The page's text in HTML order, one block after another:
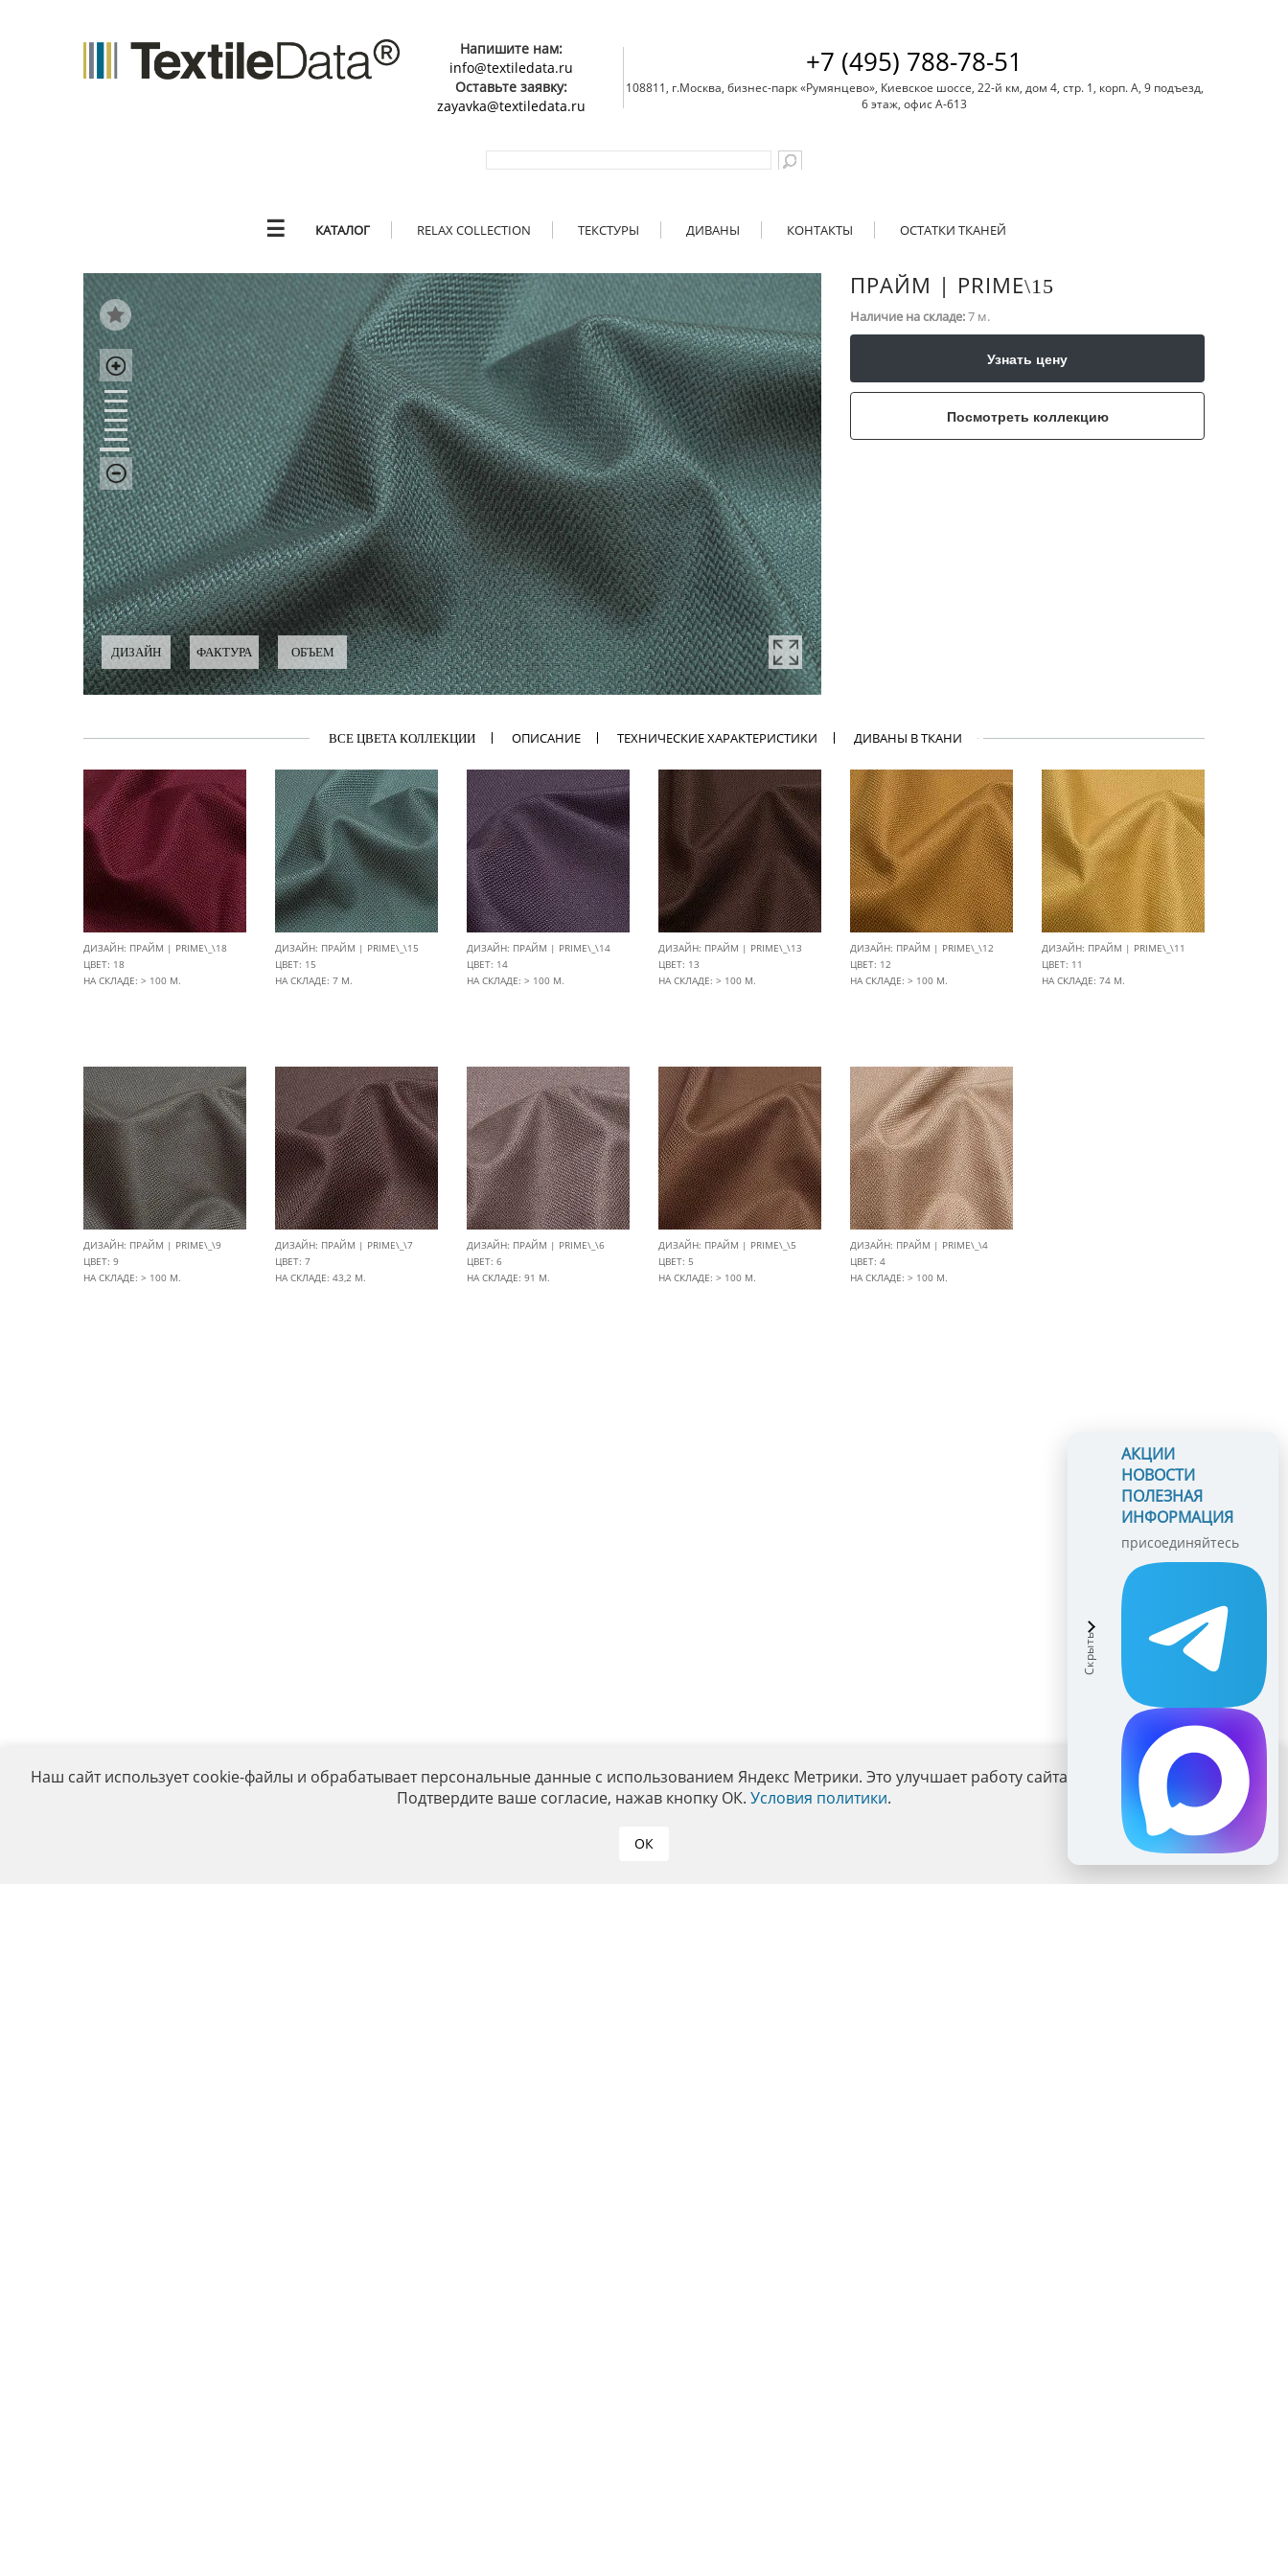
Напишите нам:
info@textiledata.ru
Оставьте заявку:
zayavka@textiledata.ru
+7 (495) 788-78-51
108811, г.Москва, бизнес-парк «Румянцево», Киевское шоссе, 22-й км, дом 4, стр. 1, корп. А, 9 подъезд,
6 этаж, офис А-613
☰ КАТАЛОГ RELAX COLLECTION ТЕКСТУРЫ ДИВАНЫ КОНТАКТЫ ОСТАТКИ ТКАНЕЙ
ДИЗАЙН ФАКТУРА ОБЪЕМ
ПРАЙМ | PRIME\​15
Наличие на складе:7 м.
Узнать цену
Посмотреть коллекцию
ВСЕ ЦВЕТА КОЛЛЕКЦИИ ОПИСАНИЕ ТЕХНИЧЕСКИЕ ХАРАКТЕРИСТИКИ ДИВАНЫ В ТКАНИ
ДИЗАЙН: ПРАЙМ | PRIME\_\18
ЦВЕТ: 18
НА СКЛАДЕ: > 100 М.
ДИЗАЙН: ПРАЙМ | PRIME\_\15
ЦВЕТ: 15
НА СКЛАДЕ: 7 М.
ДИЗАЙН: ПРАЙМ | PRIME\_\14
ЦВЕТ: 14
НА СКЛАДЕ: > 100 М.
ДИЗАЙН: ПРАЙМ | PRIME\_\13
ЦВЕТ: 13
НА СКЛАДЕ: > 100 М.
ДИЗАЙН: ПРАЙМ | PRIME\_\12
ЦВЕТ: 12
НА СКЛАДЕ: > 100 М.
ДИЗАЙН: ПРАЙМ | PRIME\_\11
ЦВЕТ: 11
НА СКЛАДЕ: 74 М.
ДИЗАЙН: ПРАЙМ | PRIME\_\9
ЦВЕТ: 9
НА СКЛАДЕ: > 100 М.
ДИЗАЙН: ПРАЙМ | PRIME\_\7
ЦВЕТ: 7
НА СКЛАДЕ: 43,2 М.
ДИЗАЙН: ПРАЙМ | PRIME\_\6
ЦВЕТ: 6
НА СКЛАДЕ: 91 М.
ДИЗАЙН: ПРАЙМ | PRIME\_\5
ЦВЕТ: 5
НА СКЛАДЕ: > 100 М.
ДИЗАЙН: ПРАЙМ | PRIME\_\4
ЦВЕТ: 4
НА СКЛАДЕ: > 100 М.
Наш сайт использует cookie-файлы и обрабатывает персональные данные с использованием Яндекс Метрики. Это улучшает работу сайта и взаимодействие с ним.
Подтвердите ваше согласие, нажав кнопку ОК. Условия политики.
ОК
АКЦИИ
НОВОСТИ
ПОЛЕЗНАЯ
ИНФОРМАЦИЯ
присоединяйтесь